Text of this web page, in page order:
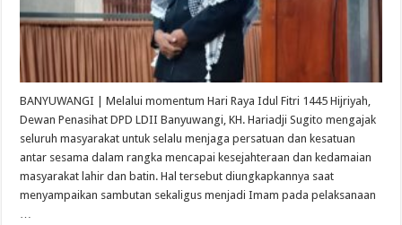
BANYUWANGI | Melalui momentum Hari Raya Idul Fitri 1445 Hijriyah,
Dewan Penasihat DPD LDII Banyuwangi, KH. Hariadji Sugito mengajak
seluruh masyarakat untuk selalu menjaga persatuan dan kesatuan
antar sesama dalam rangka mencapai kesejahteraan dan kedamaian
masyarakat lahir dan batin. Hal tersebut diungkapkannya saat
menyampaikan sambutan sekaligus menjadi Imam pada pelaksanaan
…